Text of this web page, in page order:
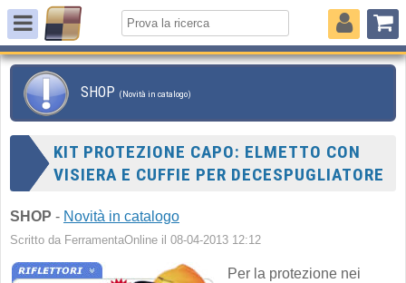
SHOP (Novità in catalogo)
KIT PROTEZIONE CAPO: ELMETTO CON
VISIERA E CUFFIE PER DECESPUGLIATORE
SHOP - Novità in catalogo
Scritto da FerramentaOnline il 08-04-2013 12:12
Per la protezione nei